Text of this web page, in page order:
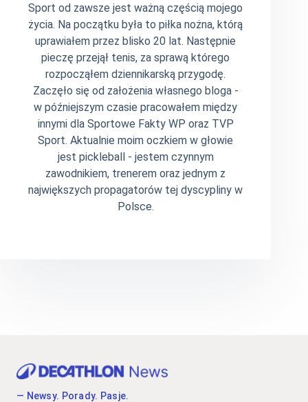
Sport od zawsze jest ważną częścią mojego
życia. Na początku była to piłka nożna, którą
uprawiałem przez blisko 20 lat. Następnie
pieczę przejął tenis, za sprawą którego
rozpocząłem dziennikarską przygodę.
Zaczęło się od założenia własnego bloga -
w późniejszym czasie pracowałem między
innymi dla Sportowe Fakty WP oraz TVP
Sport. Aktualnie moim oczkiem w głowie
jest pickleball - jestem czynnym
zawodnikiem, trenerem oraz jednym z
największych propagatorów tej dyscypliny w
Polsce.
— Newsy. Porady. Pasje.